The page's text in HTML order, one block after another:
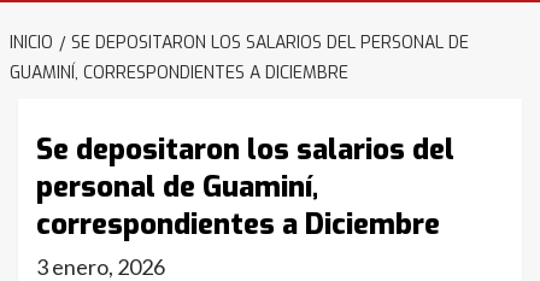
INICIO
SE DEPOSITARON LOS SALARIOS DEL PERSONAL DE
GUAMINÍ, CORRESPONDIENTES A DICIEMBRE
Se depositaron los salarios del
personal de Guaminí,
correspondientes a Diciembre
3 enero, 2026